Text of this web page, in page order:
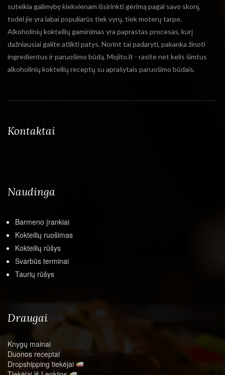
suteikia galimybę kiekvienam išsirinkti gėrimą pagal savo skonį,
todėl jie yra labai populiarūs tiek vyrų, tiek moterų tarpe.
Alkoholinių kokteilių gaminimas yra paprastas procesas, kurį
dažniausiai galite atlikti patys. Norint tai padaryti, pakanka žinoti
ingredientus ir paruošimo būdą. Mojito.lt - rasite net kelis šimtus
alkoholinių kokteilių receptų su aprašytais paruošimo būdais.
Kontaktai
Naudinga
Barmeno įrankiai
Kokteilių ruošimas
Kokteilių rūšys
Svarbūs terminai
Taurių rūšys
Draugai
Knygų mainai
Duonos receptai
Dropshipping tiekėjai